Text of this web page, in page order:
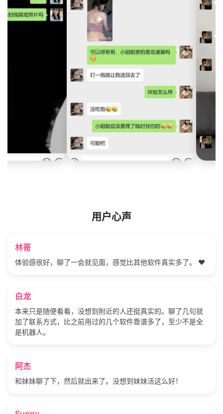
用户心声
林哥
体验感很好，聊了一会就见面，感觉比其他软件真实多了。 ❤️
白龙
本来只是随便看看，没想到附近的人还挺真实的。聊了几句就
加了联系方式，比之前用过的几个软件靠谱多了，至少不是全
是机器人。
阿杰
和妹妹聊了下，然后就出来了。没想到妹妹活这么好！